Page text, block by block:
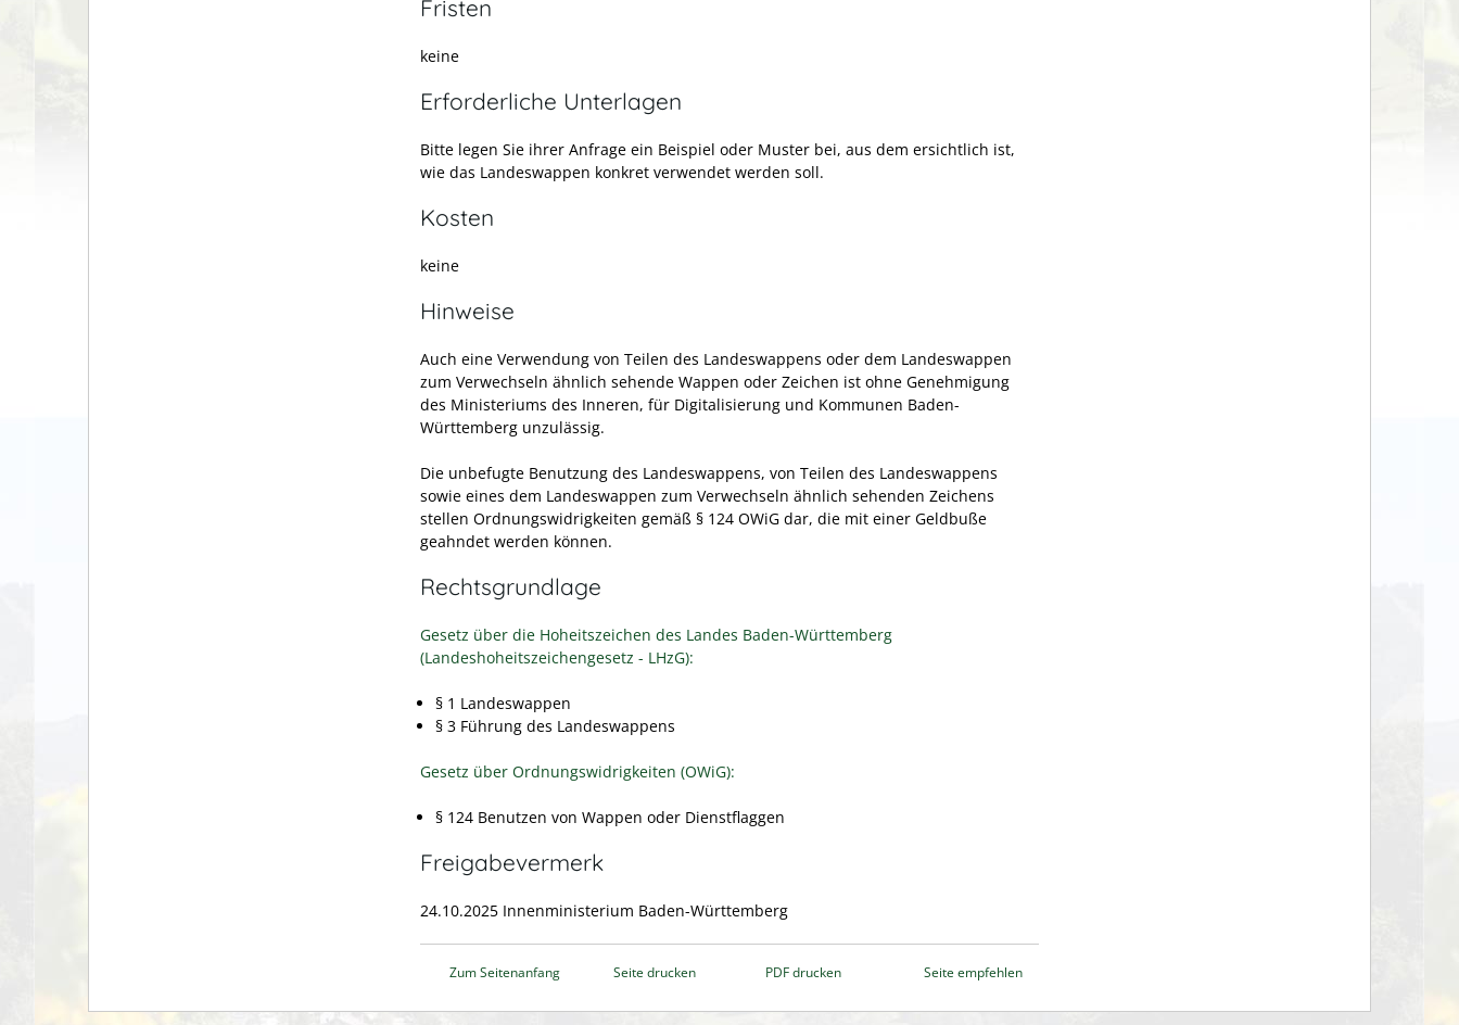
Fristen
keine
Erforderliche Unterlagen
Bitte legen Sie ihrer Anfrage ein Beispiel oder Muster bei, aus dem ersichtlich ist,
wie das Landeswappen konkret verwendet werden soll.
Kosten
keine
Hinweise
Auch eine Verwendung von Teilen des Landeswappens oder dem Landeswappen
zum Verwechseln ähnlich sehende Wappen oder Zeichen ist ohne Genehmigung
des Ministeriums des Inneren, für Digitalisierung und Kommunen Baden-
Württemberg unzulässig.
Die unbefugte Benutzung des Landeswappens, von Teilen des Landeswappens
sowie eines dem Landeswappen zum Verwechseln ähnlich sehenden Zeichens
stellen Ordnungswidrigkeiten gemäß § 124 OWiG dar, die mit einer Geldbuße
geahndet werden können.
Rechtsgrundlage
Gesetz über die Hoheitszeichen des Landes Baden-Württemberg
(Landeshoheitszeichengesetz - LHzG):
§ 1 Landeswappen
§ 3 Führung des Landeswappens
Gesetz über Ordnungswidrigkeiten (OWiG):
§ 124 Benutzen von Wappen oder Dienstflaggen
Freigabevermerk
24.10.2025 Innenministerium Baden-Württemberg
Zum Seitenanfang Seite drucken PDF drucken Seite empfehlen